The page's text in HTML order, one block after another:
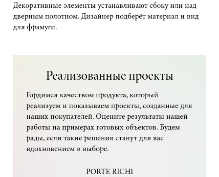
Декоративные элементы устанавливают сбоку или над
дверным полотном. Дизайнер подберёт материал и вид
для фрамуги.
Реализованные проекты
Гордимся качеством продукта, который
реализуем и показываем проекты, созданные для
наших покупателей. Оцените результаты нашей
работы на примерах готовых объектов. Будем
рады, если такие решения станут для вас
вдохновением в выборе.
PORTE RICHI